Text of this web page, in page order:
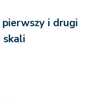
i drugi
skali